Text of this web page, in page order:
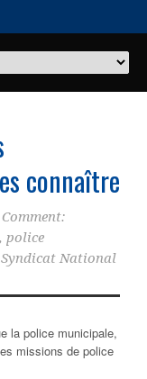
connaître
Comment:
, police
Syndicat National
la police municipale,
missions de police